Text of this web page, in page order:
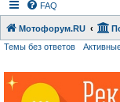
FAQ
Мотофорум.RU
Темы без ответов